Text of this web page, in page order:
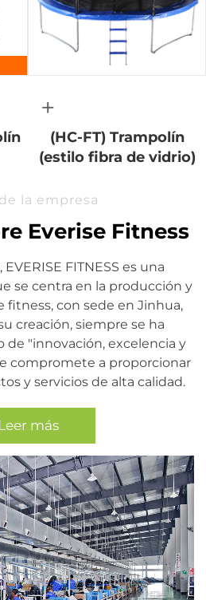
+
(HC-FT) Trampolín
(estilo fibra de vidrio)
la empresa
Everise Fitness
FITNESS es una
se centra en la producción y
fitness, con sede en Jinhua,
creación, siempre se ha
de "innovación, excelencia y
compromete a proporcionar
y servicios de alta calidad.
Leer más